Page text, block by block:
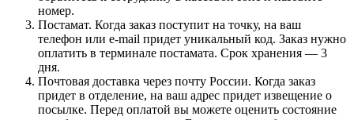
номер.
Постамат. Когда заказ поступит на точку, на ваш
телефон или e-mail придет уникальный код. Заказ нужно
оплатить в терминале постамата. Срок хранения — 3
дня.
Почтовая доставка через почту России. Когда заказ
придет в отделение, на ваш адрес придет извещение о
посылке. Перед оплатой вы можете оценить состояние